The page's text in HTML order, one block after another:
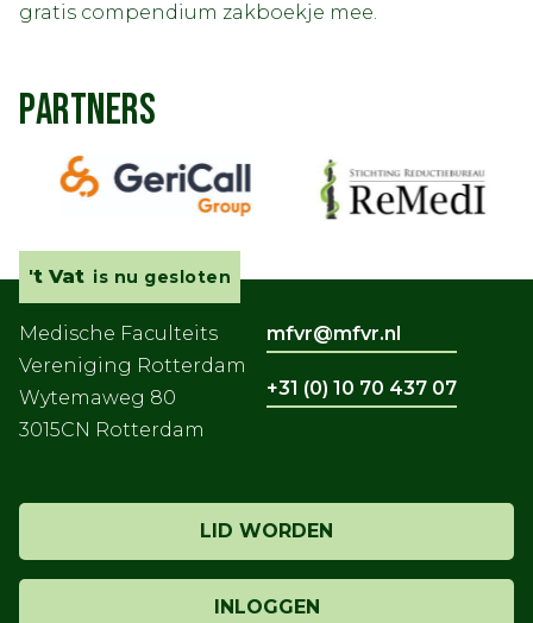
gratis compendium zakboekje mee.
PARTNERS
't Vat is nu gesloten
Medische Faculteits
Vereniging Rotterdam
Wytemaweg 80
3015CN Rotterdam
LID WORDEN
INLOGGEN
mfvr@mfvr.nl
+31 (0) 10 70 437 07